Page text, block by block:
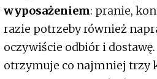
wyposażeniem: pranie,
razie potrzeby również
oczywiście odbiór i
otrzymuje co najmniej trzy